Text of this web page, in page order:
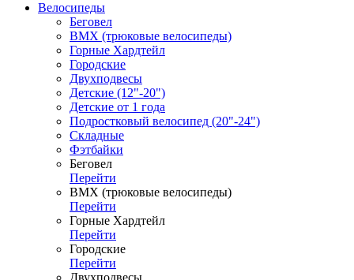
Велосипеды
Беговел
ВМХ (трюковые велосипеды)
Горные Хардтейл
Городские
Двухподвесы
Детские (12"-20")
Детские от 1 года
Подростковый велосипед (20"-24")
Складные
Фэтбайки
Беговел
Перейти
ВМХ (трюковые велосипеды)
Перейти
Горные Хардтейл
Перейти
Городские
Перейти
Двухподвесы